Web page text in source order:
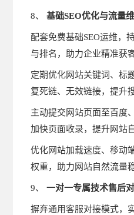
8、基础SEO优化与流量
配套免费基础SEO运维，
与排名，助力企业精准获客
定期优化网站关键词、标
复死链、无效链接，提升
主动提交网站页面至百度
加快页面收录，提升网站
优化网站加载速度、移动
权重，助力网站自然流量
9、一对一专属技术售后
摒弃通用客服对接模式，